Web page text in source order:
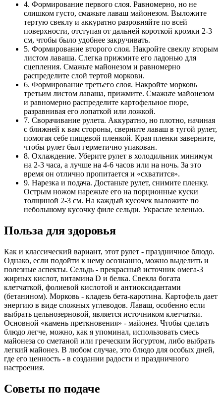
4. Формирование первого слоя. Равномерно, но не
слишком густо, смажьте лаваш майонезом. Выложите
тертую свеклу и аккуратно разровняйте по всей
поверхности, отступая от дальней короткой кромки 2-3
см, чтобы было удобнее закручивать.
5. Формирование второго слоя. Накройте свеклу вторым
листом лаваша. Слегка прижмите его ладонью для
сцепления. Смажьте майонезом и равномерно
распределите слой тертой моркови.
6. Формирование третьего слоя. Накройте морковь
третьим листом лаваша, прижмите. Смажьте майонезом
и равномерно распределите картофельное пюре,
разравнивая его лопаткой или ложкой.
7. Сворачивание рулета. Аккуратно, но плотно, начиная
с ближней к вам стороны, сверните лаваш в тугой рулет,
помогая себе пищевой пленкой. Края пленки заверните,
чтобы рулет был герметично упакован.
8. Охлаждение. Уберите рулет в холодильник минимум
на 2-3 часа, а лучше на 4-6 часов или на ночь. За это
время он отлично пропитается и «схватится».
9. Нарезка и подача. Достаньте рулет, снимите пленку.
Острым ножом нарежьте его на порционные куски
толщиной 2-3 см. На каждый кусочек выложите по
небольшому кусочку филе сельди. Украсьте зеленью.
Польза для здоровья
Как и классический вариант, этот рулет - праздничное блюдо.
Однако, если подойти к нему осознанно, можно выделить и
полезные аспекты. Сельдь - прекрасный источник омега-3
жирных кислот, витамина D и белка. Свекла богата
клетчаткой, фолиевой кислотой и антиоксидантами
(бетанином). Морковь - кладезь бета-каротина. Картофель дает
энергию в виде сложных углеводов. Лаваш, особенно если
выбрать цельнозерновой, является источником клетчатки.
Основной «камень преткновения» - майонез. Чтобы сделать
блюдо легче, можно, как я упоминал, использовать смесь
майонеза со сметаной или греческим йогуртом, либо выбрать
легкий майонез. В любом случае, это блюдо для особых дней,
где его ценность - в создании радости и праздничного
настроения.
Советы по подаче